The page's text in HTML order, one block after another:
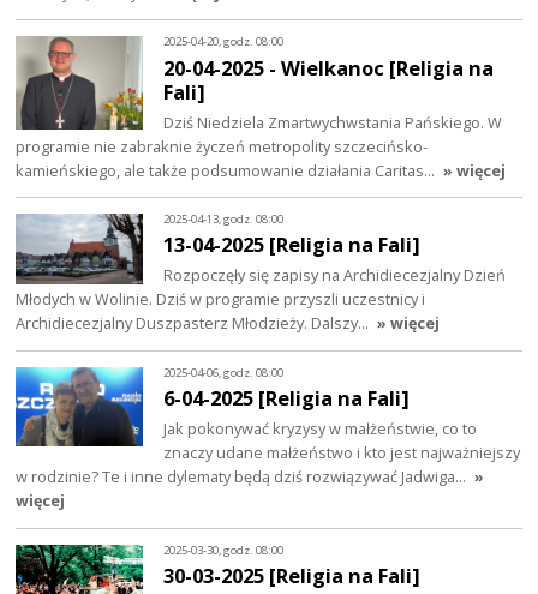
2025-04-20, godz. 08:00
20-04-2025 - Wielkanoc [Religia na
Fali]
Dziś Niedziela Zmartwychwstania Pańskiego. W
programie nie zabraknie życzeń metropolity szczecińsko-
kamieńskiego, ale także podsumowanie działania Caritas… » więcej
2025-04-13, godz. 08:00
13-04-2025 [Religia na Fali]
Rozpoczęły się zapisy na Archidiecezjalny Dzień
Młodych w Wolinie. Dziś w programie przyszli uczestnicy i
Archidiecezjalny Duszpasterz Młodzieży. Dalszy… » więcej
2025-04-06, godz. 08:00
6-04-2025 [Religia na Fali]
Jak pokonywać kryzysy w małżeństwie, co to
znaczy udane małżeństwo i kto jest najważniejszy
w rodzinie? Te i inne dylematy będą dziś rozwiązywać Jadwiga… »
więcej
2025-03-30, godz. 08:00
30-03-2025 [Religia na Fali]